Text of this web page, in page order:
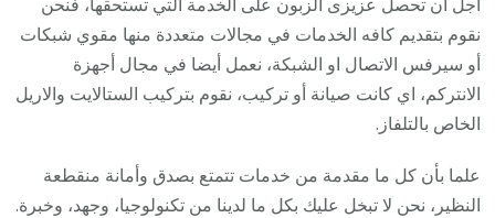
نقوم بتقديم كافه الخدمات في مجالات متعددة منها مقوي شبكات
أو سيرفس الاتصال او الشبكة، نعمل أيضا في مجال أجهزة
الانتركم، اي كانت صيانة أو تركيب، نقوم بتركيب الستالايت والاريل
الخاص بالتلفاز.
علما بأن كل ما مقدمة من خدمات تتمتع بصدق وأمانة منقطعة
النظير، نحن لا تبخل عليك بكل ما لدينا من تكنولوجيا، وجهد، وخبرة.